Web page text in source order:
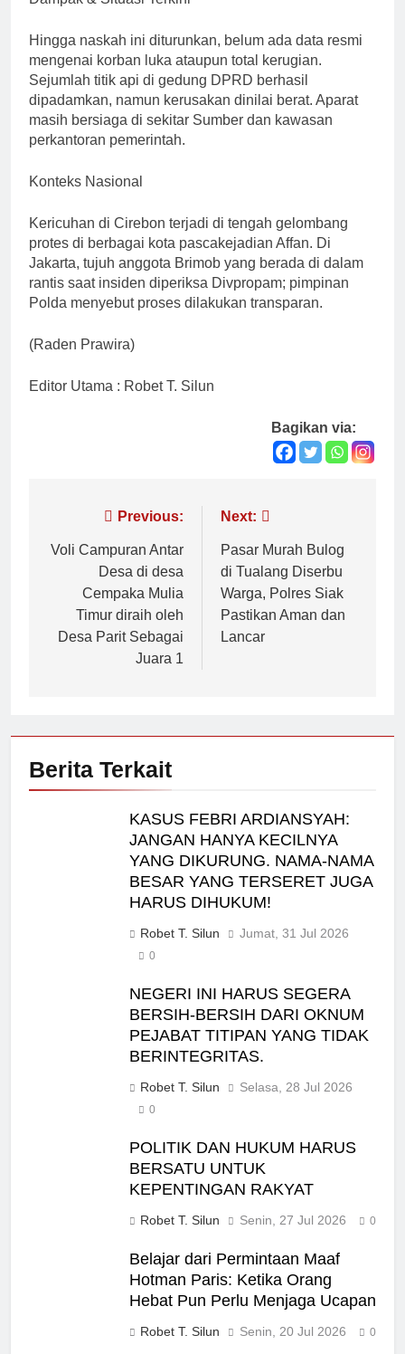
Hingga naskah ini diturunkan, belum ada data resmi
mengenai korban luka ataupun total kerugian.
Sejumlah titik api di gedung DPRD berhasil
dipadamkan, namun kerusakan dinilai berat. Aparat
masih bersiaga di sekitar Sumber dan kawasan
perkantoran pemerintah.
Konteks Nasional
Kericuhan di Cirebon terjadi di tengah gelombang
protes di berbagai kota pascakejadian Affan. Di
Jakarta, tujuh anggota Brimob yang berada di dalam
rantis saat insiden diperiksa Divpropam; pimpinan
Polda menyebut proses dilakukan transparan.
(Raden Prawira)
Editor Utama : Robet T. Silun
Bagikan via:
Navigasi
pos
Previous:
Voli Campuran Antar
Desa di desa
Cempaka Mulia
Timur diraih oleh
Desa Parit Sebagai
Juara 1
Next:
Pasar Murah Bulog
di Tualang Diserbu
Warga, Polres Siak
Pastikan Aman dan
Lancar
Berita Terkait
KASUS FEBRI ARDIANSYAH:
JANGAN HANYA KECILNYA
YANG DIKURUNG. NAMA-NAMA
BESAR YANG TERSERET JUGA
HARUS DIHUKUM!
Robet T. Silun Jumat, 31 Jul 2026
0
NEGERI INI HARUS SEGERA
BERSIH-BERSIH DARI OKNUM
PEJABAT TITIPAN YANG TIDAK
BERINTEGRITAS.
Robet T. Silun Selasa, 28 Jul 2026
0
POLITIK DAN HUKUM HARUS
BERSATU UNTUK
KEPENTINGAN RAKYAT
Robet T. Silun Senin, 27 Jul 2026 0
Belajar dari Permintaan Maaf
Hotman Paris: Ketika Orang
Hebat Pun Perlu Menjaga Ucapan
Robet T. Silun Senin, 20 Jul 2026 0